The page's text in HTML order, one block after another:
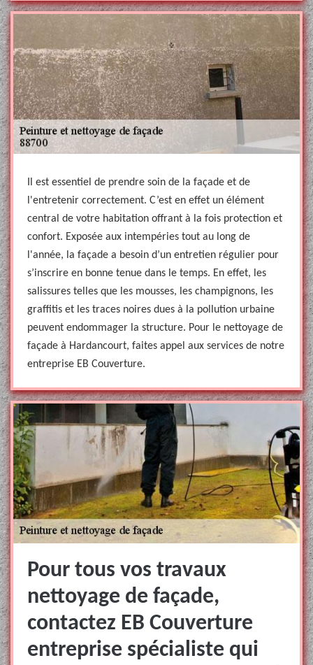
Il est essentiel de prendre soin de la façade et de
l'entretenir correctement. C’est en effet un élément
central de votre habitation offrant à la fois protection et
confort. Exposée aux intempéries tout au long de
l'année, la façade a besoin d’un entretien régulier pour
s’inscrire en bonne tenue dans le temps. En effet, les
salissures telles que les mousses, les champignons, les
graffitis et les traces noires dues à la pollution urbaine
peuvent endommager la structure. Pour le nettoyage de
façade à Hardancourt, faites appel aux services de notre
entreprise EB Couverture.
Pour tous vos travaux
nettoyage de façade,
contactez EB Couverture
entreprise spécialiste qui